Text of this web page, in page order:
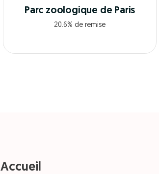
Parc zoologique de Paris
20.6% de remise
Accueil